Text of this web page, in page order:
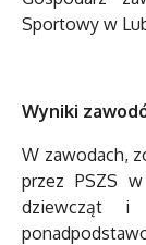
Sportowy w
Wyniki
W zawodach,
przez PSZS
dziewcząt i